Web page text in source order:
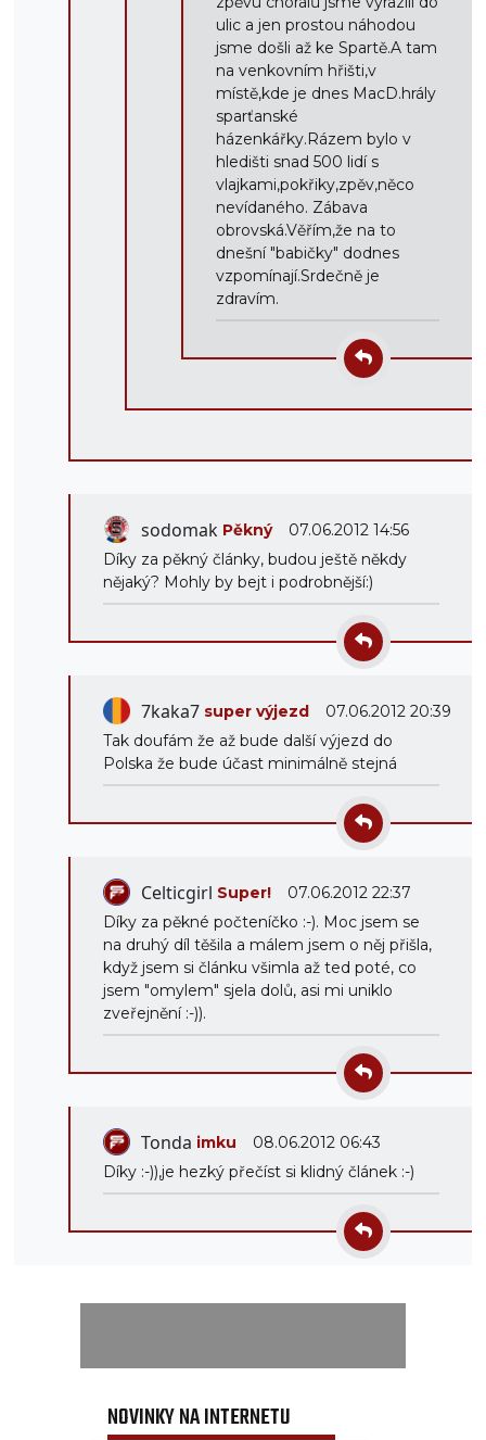
ulic a jen prostou náhodou
jsme došli až ke Spartě.A tam
na venkovním hřišti,v
místě,kde je dnes MacD.hrály
sparťanské
házenkářky.Rázem bylo v
hledišti snad 500 lidí s
vlajkami,pokřiky,zpěv,něco
nevídaného. Zábava
obrovská.Věřím,že na to
dnešní "babičky" dodnes
vzpomínají.Srdečně je
zdravím.
sodomak Pěkný
07.06.2012 14:56
Díky za pěkný články, budou ještě někdy
nějaký? Mohly by bejt i podrobnější:)
7kaka7 super výjezd
07.06.2012 20:39
Tak doufám že až bude další výjezd do
Polska že bude účast minimálně stejná
Celticgirl Super!
07.06.2012 22:37
Díky za pěkné počteníčko :-). Moc jsem se
na druhý díl těšila a málem jsem o něj přišla,
když jsem si článku všimla až ted poté, co
jsem "omylem" sjela dolů, asi mi uniklo
zveřejnění :-)).
Tonda imku
08.06.2012 06:43
Díky :-)),je hezký přečíst si klidný článek :-)
NOVINKY NA INTERNETU